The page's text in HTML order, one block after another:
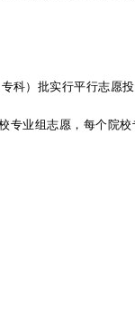
科）批实行平行志愿
业组志愿，每个院